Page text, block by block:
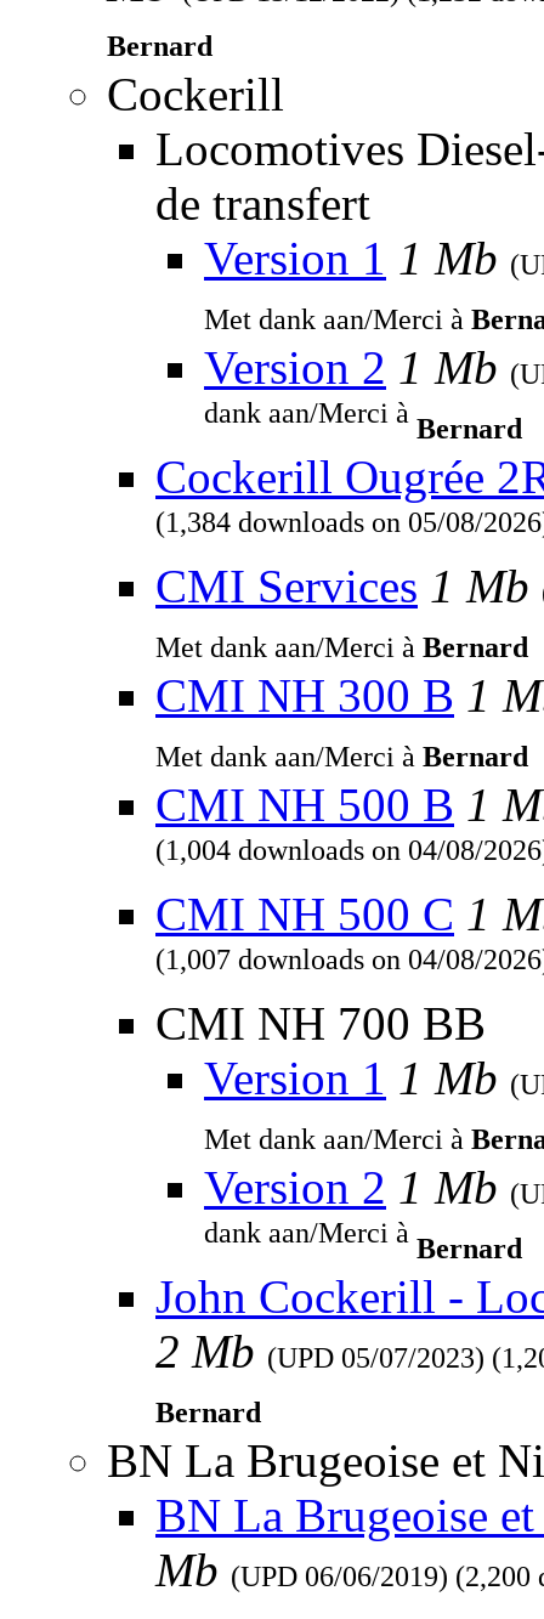
Bernard
Cockerill
Locomotives
de transfert
Version 1 1 Mb
Met dank aan/Merci à
Version 2 1 Mb
dank aan/Merci à Bernard
Cockerill Ougrée
(1,384 downloads on 05/08/
CMI Services 1 Mb
Met dank aan/Merci à Bernard
CMI NH 300 B 1
Met dank aan/Merci à Bernard
CMI NH 500 B 1
(1,004 downloads on 04/08/
CMI NH 500 C 1
(1,007 downloads on 04/08/
CMI NH 700 BB
Version 1 1 Mb
Met dank aan/Merci à
Version 2 1 Mb
dank aan/Merci à Bernard
John Cockerill -
2 Mb (UPD 05/07/2023)
Bernard
BN La Brugeoise et
BN La Brugeoise
Mb (UPD 06/06/2019) (2,200